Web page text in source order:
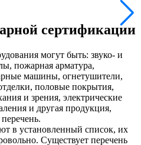
сертификации
могут быть: звуко- и
пожарная арматура,
машины, огнетушители,
половые покрытия,
и зрения, электрические
и другая продукция,
в установленный список, их
Существует перечень